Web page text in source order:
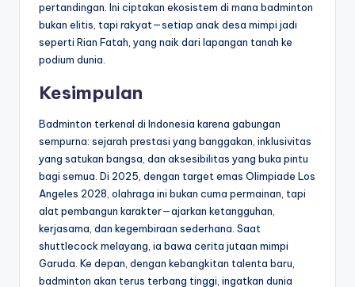
pertandingan. Ini ciptakan ekosistem di mana badminton
bukan elitis, tapi rakyat—setiap anak desa mimpi jadi
seperti Rian Fatah, yang naik dari lapangan tanah ke
podium dunia.
Kesimpulan
Badminton terkenal di Indonesia karena gabungan
sempurna: sejarah prestasi yang banggakan, inklusivitas
yang satukan bangsa, dan aksesibilitas yang buka pintu
bagi semua. Di 2025, dengan target emas Olimpiade Los
Angeles 2028, olahraga ini bukan cuma permainan, tapi
alat pembangun karakter—ajarkan ketangguhan,
kerjasama, dan kegembiraan sederhana. Saat
shuttlecock melayang, ia bawa cerita jutaan mimpi
Garuda. Ke depan, dengan kebangkitan talenta baru,
badminton akan terus terbang tinggi, ingatkan dunia